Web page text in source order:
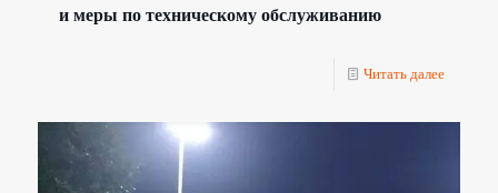
и меры по техническому обслуживанию
Читать далее